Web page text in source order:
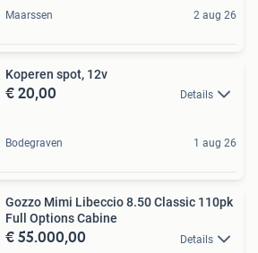
Maarssen 2 aug 26
Koperen spot, 12v
€ 20,00 Details
Bodegraven 1 aug 26
Gozzo Mimi Libeccio 8.50 Classic 110pk
Full Options Cabine
€ 55.000,00 Details